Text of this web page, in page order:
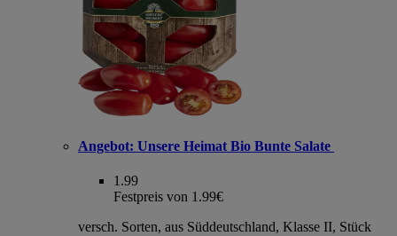
Angebot: Unsere Heimat Bio Bunte Salate
1.99
Festpreis von 1.99€
versch. Sorten, aus Süddeutschland, Klasse II, Stück